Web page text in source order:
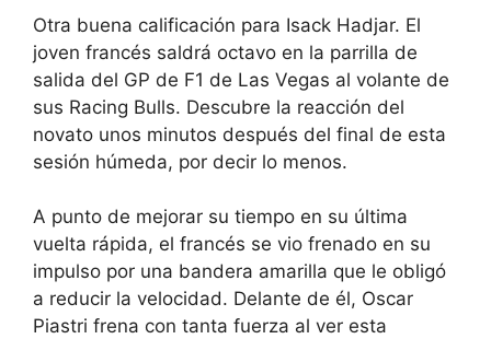
Otra buena calificación para Isack Hadjar. El
joven francés saldrá octavo en la parrilla de
salida del GP de F1 de Las Vegas al volante de
sus Racing Bulls. Descubre la reacción del
novato unos minutos después del final de esta
sesión húmeda, por decir lo menos.
A punto de mejorar su tiempo en su última
vuelta rápida, el francés se vio frenado en su
impulso por una bandera amarilla que le obligó
a reducir la velocidad. Delante de él, Oscar
Piastri frena con tanta fuerza al ver esta